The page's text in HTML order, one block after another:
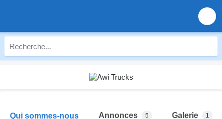
Qui sommes-nous Annonces 5 Galerie 1